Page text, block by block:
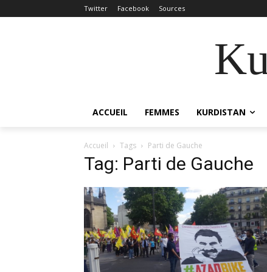
Twitter Facebook Sources
ACCUEIL FEMMES KURDISTAN
Accueil Tags Parti de Gauche
Tag: Parti de Gauche